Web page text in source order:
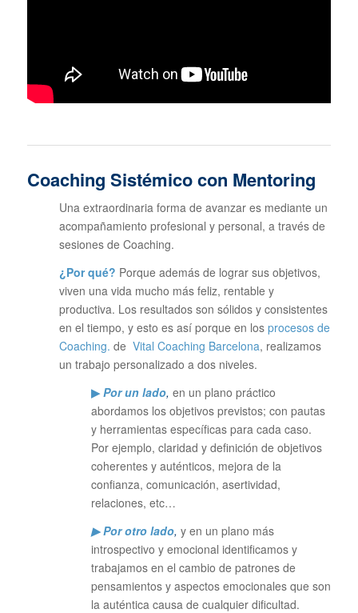
Coaching Sistémico con Mentoring
Una extraordinaria forma de avanzar es mediante un
acompañamiento profesional y personal, a través de
sesiones de Coaching.
¿Por qué? Porque además de lograr sus objetivos,
viven una vida mucho más feliz, rentable y
productiva. Los resultados son sólidos y consistentes
en el tiempo, y esto es así porque en los procesos de
Coaching. de Vital Coaching Barcelona, realizamos
un trabajo personalizado a dos niveles.
▶Por un lado, en un plano práctico
abordamos los objetivos previstos; con pautas
y herramientas específicas para cada caso.
Por ejemplo, claridad y definición de objetivos
coherentes y auténticos, mejora de la
confianza, comunicación, asertividad,
relaciones, etc…
▶ Por otro lado, y en un plano más
introspectivo y emocional identificamos y
trabajamos en el cambio de patrones de
pensamientos y aspectos emocionales que son
la auténtica causa de cualquier dificultad.